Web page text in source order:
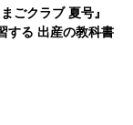
ごクラブ 夏号』
する 出産の教科書